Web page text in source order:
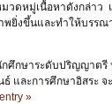
มวดหมู่เนื้อหาดังกล่า
พยิ่งขึ้นและทำให้บรร
กศึกษาระดับปริญญาตรี
และการศึกษาอิสระ จ
»